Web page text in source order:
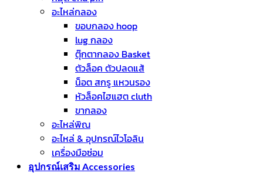
อะไหล่กลอง
ขอบกลอง hoop
lug กลอง
ตุ๊กตากลอง Basket
ตัวล็อค ตัวปลดแส้
น็อต สกรู แหวนรอง
หัวล็อคไฮแฮต cluth
ขากลอง
อะไหล่พิณ
อะไหล่ & อุปกรณ์ไวโอลิน
เครื่องมือซ่อม
อุปกรณ์เสริม Accessories